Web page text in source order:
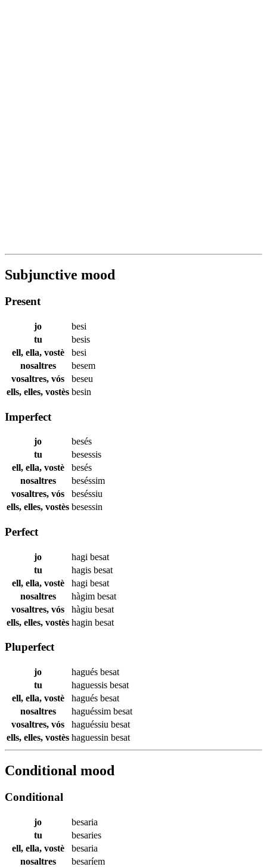
Subjunctive mood
Present
jo
besi
tu
besis
ell, ella, vostè
besi
nosaltres
besem
vosaltres, vós
beseu
ells, elles, vostès besin
Imperfect
jo
besés
tu
besessis
ell, ella, vostè
besés
nosaltres
beséssim
vosaltres, vós
beséssiu
ells, elles, vostès besessin
Perfect
jo hagi besat
tu
hagis besat
ell, ella, vostè
hagi besat
nosaltres
hàgim besat
vosaltres, vós
hàgiu besat
ells, elles, vostès hagin besat
Pluperfect
jo hagués besat
tu
haguessis besat
ell, ella, vostè
hagués besat
nosaltres
haguéssim besat
vosaltres, vós
haguéssiu besat
ells, elles, vostès haguessin besat
Conditional mood
Conditional
jo
besaria
tu
besaries
ell, ella, vostè
besaria
nosaltres
besaríem